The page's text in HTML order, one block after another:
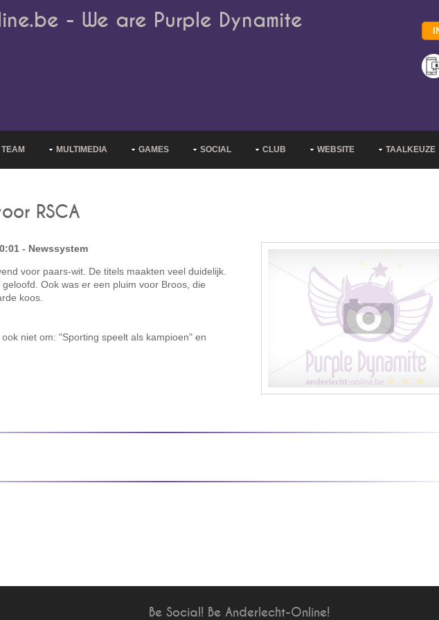
- We are Purple Dynamite
TEAM MULTIMEDIA GAMES SOCIAL CLUB WEBSITE TAALKEUZE
RSCA
- Newssystem
voor paars-wit. De titels maakten veel duidelijk.
Ook was er een pluim voor Broos, die
koos.
niet om: "Sporting speelt als kampioen" en
Be Social! Be Anderlecht-Online!